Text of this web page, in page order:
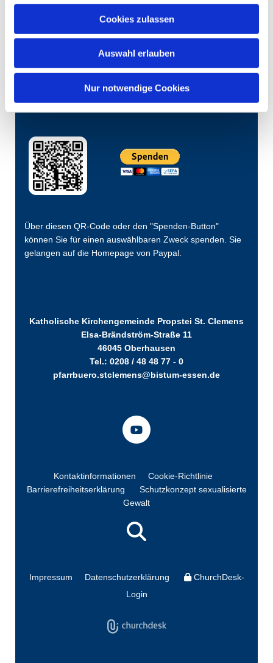
Cookies zulassen
Auswahl erlauben
Nur notwendige Cookies
Über diesen QR-Code oder den "Spenden-Button"
können Sie für einen auswählbaren Zweck spenden. Sie
gelangen auf die Homepage von Paypal.
Katholische Kirchengemeinde Propstei St. Clemens
Elsa-Brändström-Straße 11
46045 Oberhausen
Tel.: 0208 / 48 48 77 - 0
pfarrbuero.stclemens@bistum-essen.de
Kontaktinformationen
Cookie-Richtlinie
Barrierefreiheitserklärung
Schutzkonzept sexualisierte
Gewalt
Impressum Datenschutzerklärung
ChurchDesk-
Login